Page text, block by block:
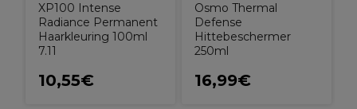
XP100 Intense
Radiance Permanent
Haarkleuring 100ml
7.11
10,55€
Osmo Thermal
Defense
Hittebeschermer
250ml
16,99€